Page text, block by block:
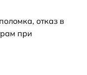
отказ в
при